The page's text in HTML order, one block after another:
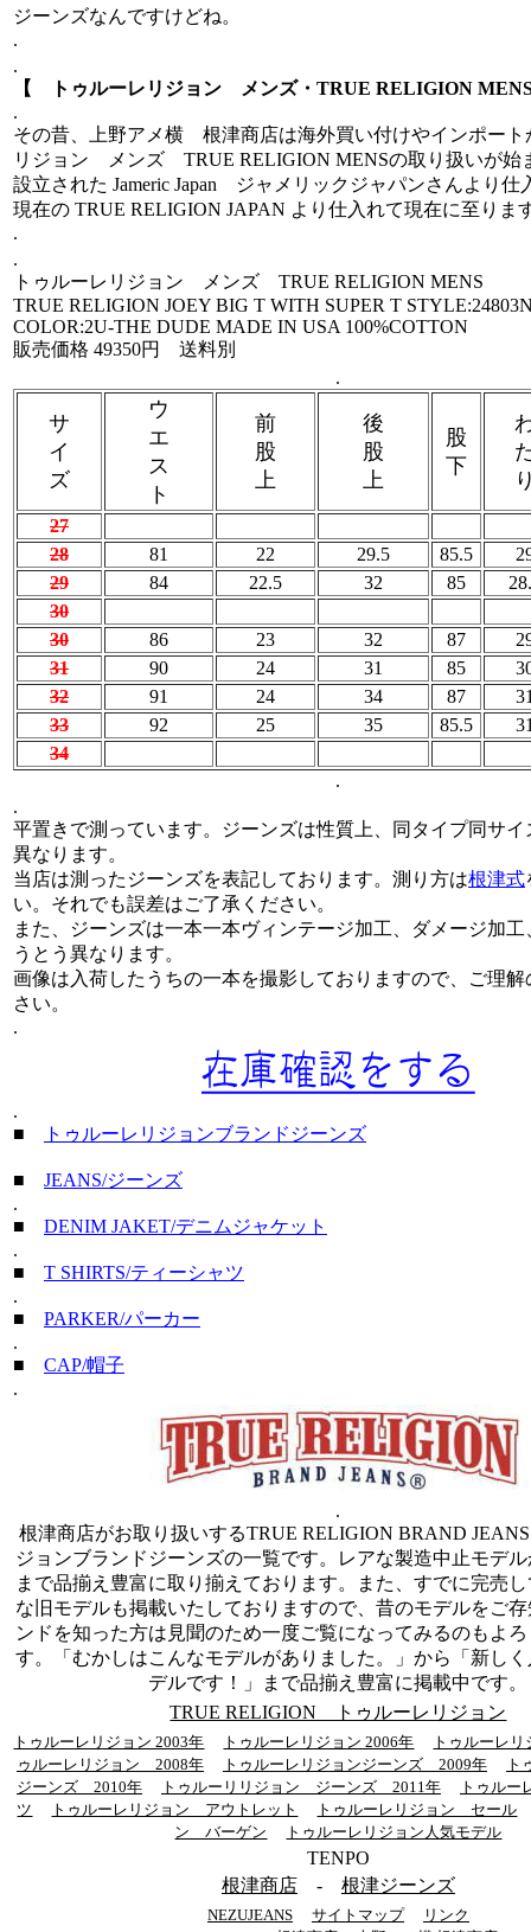
ジーンズなんですけどね。
.
.
【 トゥルーレリジョン メンズ・TRUE RELIGION
.
その昔、上野アメ横 根津商店は海外買い付けやインポート
リジョン メンズ TRUE RELIGION MENSの取り扱いが始
設立された Jameric Japan ジャメリックジャパンさんより仕
現在の TRUE RELIGION JAPAN より仕入れて現在に至りま
.
.
トゥルーレリジョン メンズ TRUE RELIGION MENS
TRUE RELIGION JOEY BIG T WITH SUPER T
COLOR:2U-THE DUDE MADE IN USA 100%COTTON
販売価格 49350円 送料別
.
サ
イ
ズ
ウ
エ
ス
ト
前
股
上
後
股
上
股
下
27
28
81 22 29.5 85.5
29
84 22.5 32 85
30
30
86 23 32 87
31
90 24 31 85
32
91 24 34 87
33
92 25 35 85.5
34
.
.
平置きで測っています。ジーンズは性質上、同タイプ同サ
異なります。
当店は測ったジーンズを表記しております。測り方は根津式
い。それでも誤差はご了承ください。
また、ジーンズは一本一本ヴィンテージ加工、ダメージ加
うとう異なります。
画像は入荷したうちの一本を撮影しておりますので、ご理
さい。
.
.
■
トゥルーレリジョンブランドジーンズ
■ JEANS/ジーンズ
.
■ DENIM JAKET/デニムジャケット
.
■ T SHIRTS/ティーシャツ
.
■ PARKER/パーカー
.
■ CAP/帽子
.
.
根津商店がお取り扱いするTRUE RELIGION BRAND
ジョンブランドジーンズの一覧です。レアな製造中止モデ
まで品揃え豊富に取り揃えております。また、すでに完売
な旧モデルも掲載いたしておりますので、昔のモデルをご
ンドを知った方は見聞のため一度ご覧になってみるのもよ
す。「むかしはこんなモデルがありました。」から「新し
デルです！」まで品揃え豊富に掲載中です。
TRUE RELIGION トゥルーレリジョン
トゥルーレリジョン 2003年 トゥルーレリジョン 2006年
トゥルーレ
ゥルーレリジョン 2008年
トゥルーレリジョンジーンズ 2009年
ト
ジーンズ 2010年
トゥルーリリジョン ジーンズ 2011年
トゥル
ツ
トゥルーレリジョン アウトレット
トゥルーレリジョン セール
ン バーゲン
トゥルーレリジョン人気モデル
TENPO
根津商店 - 根津ジーンズ
NEZUJEANS サイトマップ
リンク